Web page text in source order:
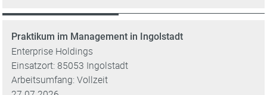
Praktikum im Management in Ingolstadt
Enterprise Holdings
Einsatzort: 85053 Ingolstadt
Arbeitsumfang: Vollzeit